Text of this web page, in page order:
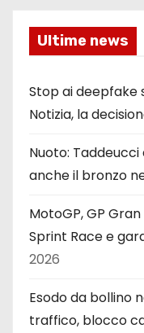
Ultime news
Stop ai deepfake
Notizia, la
Nuoto:
anche il bronzo
MotoGP, GP
Sprint Race e
2026
Esodo da bollino
traffico, blocco